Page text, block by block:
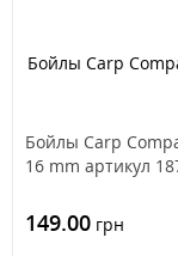
Бойлы Carp
Бойлы Carp
16 mm артикул
149.00 грн